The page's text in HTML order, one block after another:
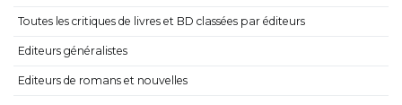
Toutes les critiques de livres et BD classées par éditeurs
Editeurs généralistes
Editeurs de romans et nouvelles